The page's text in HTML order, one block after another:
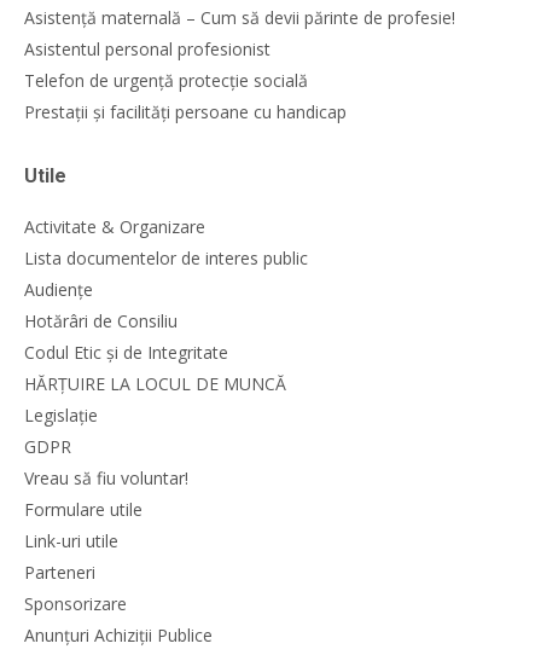
Asistență maternală – Cum să devii părinte de profesie!
Asistentul personal profesionist
Telefon de urgență protecție socială
Prestații și facilități persoane cu handicap
Utile
Activitate & Organizare
Lista documentelor de interes public
Audiențe
Hotărâri de Consiliu
Codul Etic și de Integritate
HĂRȚUIRE LA LOCUL DE MUNCĂ
Legislație
GDPR
Vreau să fiu voluntar!
Formulare utile
Link-uri utile
Parteneri
Sponsorizare
Anunțuri Achiziții Publice